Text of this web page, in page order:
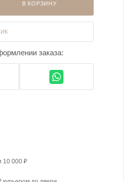
В КОРЗИНУ
заказа:
10 000 ₽